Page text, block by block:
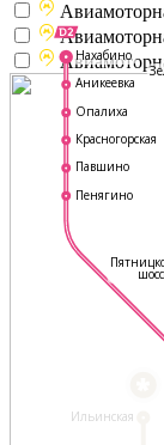
Ильинская
Нахабино
Аникеевка
Опалиха
Красногорская
Павшино
Пенягино